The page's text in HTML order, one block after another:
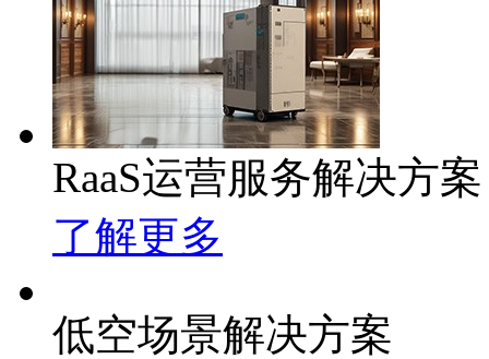
RaaS运营服务解决方案
了解更多
低空场景解决方案